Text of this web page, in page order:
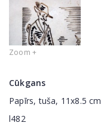
Zoom +
Cūkgans
Papīrs, tuša, 11x8.5 cm
l482